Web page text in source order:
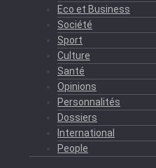
Eco et Business
Société
Sport
Culture
Santé
Opinions
Personnalités
Dossiers
International
People